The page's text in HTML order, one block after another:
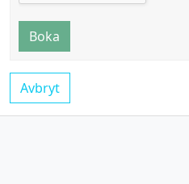
Boka
Avbryt